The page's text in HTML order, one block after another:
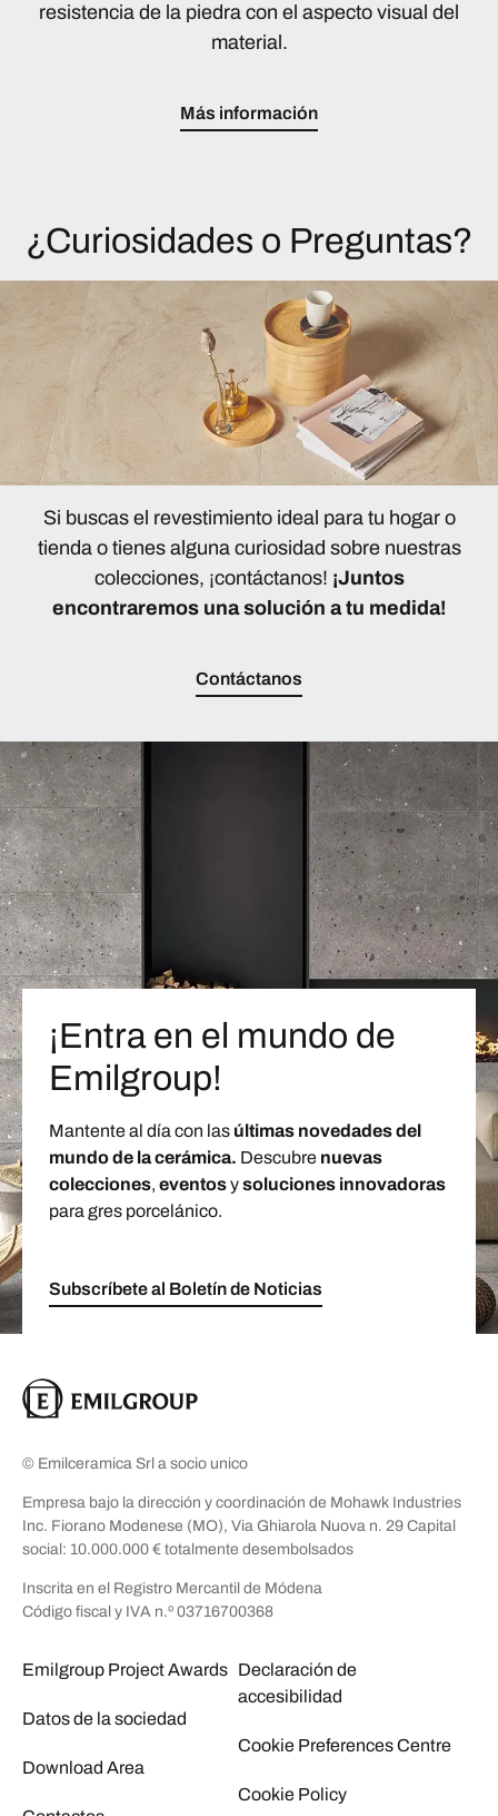
resistencia de la piedra con el aspecto visual del
material.
Más información
¿Curiosidades o Preguntas?
Si buscas el revestimiento ideal para tu hogar o
tienda o tienes alguna curiosidad sobre nuestras
colecciones, ¡contáctanos! ¡Juntos
encontraremos una solución a tu medida!
Contáctanos
¡Entra en el mundo de
Emilgroup!
Mantente al día con las últimas novedades del
mundo de la cerámica. Descubre nuevas
colecciones, eventosysoluciones innovadoras
para gres porcelánico.
Subscríbete al Boletín de Noticias
© Emilceramica Srl a socio unico
Empresa bajo la dirección y coordinación de Mohawk Industries
Inc. Fiorano Modenese (MO), Via Ghiarola Nuova n. 29 Capital
social: 10.000.000 € totalmente desembolsados
Inscrita en el Registro Mercantil de Módena
Código fiscal y IVA n.º 03716700368
Emilgroup Project Awards
Datos de la sociedad
Download Area
Declaración de
accesibilidad
Cookie Preferences Centre
Cookie Policy